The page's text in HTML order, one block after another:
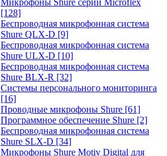
Микрофоны Shure серии Microflex
[128]
Беспроводная микрофонная система
Shure QLX-D [9]
Беспроводная микрофонная система
Shure ULX-D [10]
Беспроводная микрофонная система
Shure BLX-R [32]
Системы персонального мониторинга
[16]
Проводные микрофоны Shure [61]
Программное обеспечение Shure [2]
Беспроводная микрофонная система
Shure SLX-D [34]
Микрофоны Shure Motiv Digital для